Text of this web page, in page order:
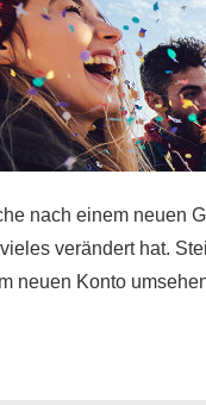
nach einem neuen
verändert hat.
neuen Konto